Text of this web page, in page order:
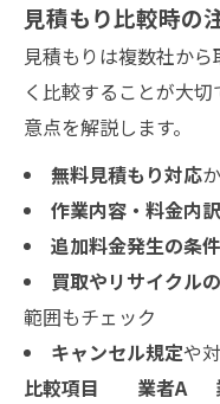
見積もり比較時の
見積もりは複数社か
く比較することが大
意点を解説します。
無料見積もり対応
作業内容・料金内訳
追加料金発生の条件
買取やリサイクル
範囲もチェック
キャンセル規定や
比較項目
業者A